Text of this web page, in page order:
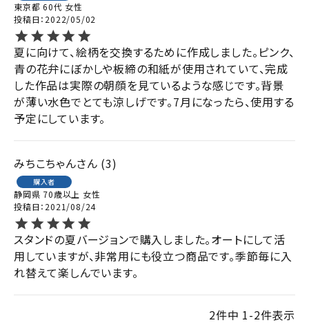
東京都 60代 女性
投稿日 2022/05/02
夏に向けて、絵柄を交換するために作成しました。ピンク、
青の花弁にぼかしや板締の和紙が使用されていて、完成
した作品は実際の朝顔を見ているような感じです。背景
が薄い水色でとても涼しげです。7月になったら、使用する
予定にしています。
みちこちゃん 3
購入者
静岡県 70歳以上 女性
投稿日 2021/08/24
スタンドの夏バージョンで購入しました。オートにして活
用していますが、非常用にも役立つ商品です。季節毎に入
れ替えて楽しんでいます。
2件中 1-2件表示